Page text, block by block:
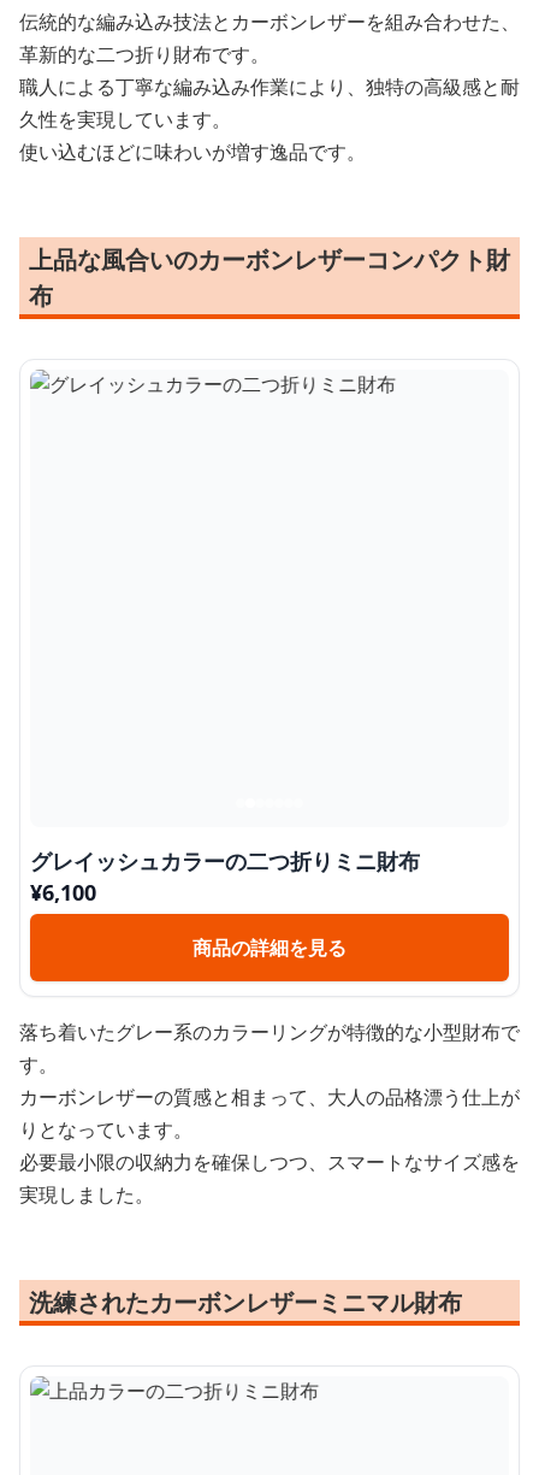
伝統的な編み込み技法とカーボンレザーを組み合わせた、
革新的な二つ折り財布です。
職人による丁寧な編み込み作業により、独特の高級感と耐
久性を実現しています。
使い込むほどに味わいが増す逸品です。
上品な風合いのカーボンレザーコンパクト財
布
グレイッシュカラーの二つ折りミニ財布
¥6,100
商品の詳細を見る
落ち着いたグレー系のカラーリングが特徴的な小型財布で
す。
カーボンレザーの質感と相まって、大人の品格漂う仕上が
りとなっています。
必要最小限の収納力を確保しつつ、スマートなサイズ感を
実現しました。
洗練されたカーボンレザーミニマル財布